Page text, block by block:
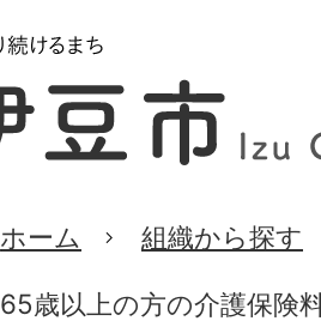
ホーム 組織から探す
65歳以上の方の介護保険